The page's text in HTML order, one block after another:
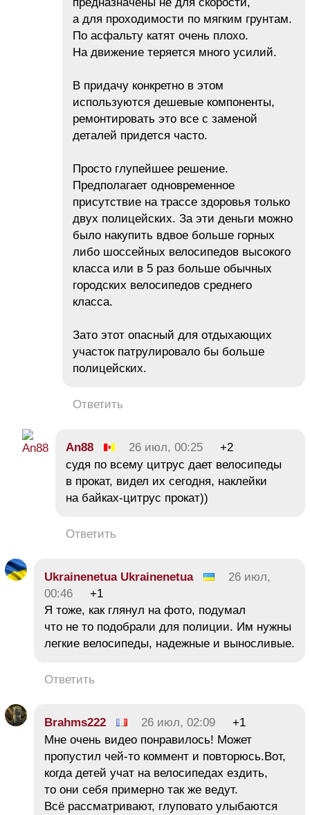
а для проходимости по мягким грунтам.
По асфальту катят очень плохо.
На движение теряется много усилий.
В придачу конкретно в этом
используются дешевые компоненты,
ремонтировать это все с заменой
деталей придется часто.
Просто глупейшее решение.
Предполагает одновременное
присутствие на трассе здоровья только
двух полицейских. За эти деньги можно
было накупить вдвое больше горных
либо шоссейных велосипедов высокого
класса или в 5 раз больше обычных
городских велосипедов среднего
класса.
Зато этот опасный для отдыхающих
участок патрулировало бы больше
полицейских.
Ответить
An88 26 июл, 00:25
+2
судя по всему цитрус дает велосипеды
в прокат, видел их сегодня, наклейки
на байках-цитрус прокат))
Ответить
Ukrainenetua Ukrainenetua
26 июл,
00:46
+1
Я тоже, как глянул на фото, подумал
что не то подобрали для полиции. Им нужны
легкие велосипеды, надежные и выносливые.
Ответить
Brahms222 26 июл, 02:09
+1
Мне очень видео понравилось! Может
пропустил чей-то коммент и повторюсь.Вот,
когда детей учат на велосипедах ездить,
то они себя примерно так же ведут.
Всё рассматривают, глуповато улыбаются